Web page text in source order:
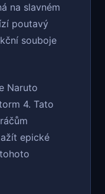
na slavném
poutavý
souboje
Naruto
4. Tato
epické